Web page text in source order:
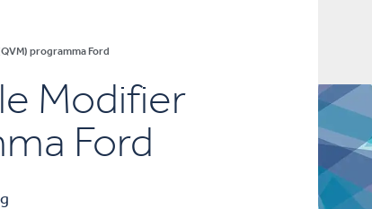
programma Ford
Modifier
Ford